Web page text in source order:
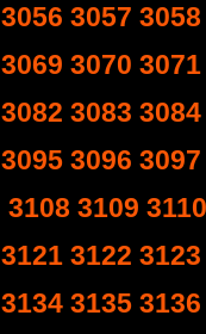
3056 3057 3058
3069 3070 3071
3082 3083 3084
3095 3096 3097
3108 3109 3110
3121 3122 3123
3134 3135 3136